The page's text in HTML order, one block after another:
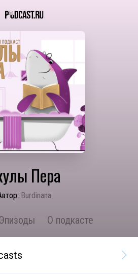
Пера
Burdinana
Эпизоды О подкасте